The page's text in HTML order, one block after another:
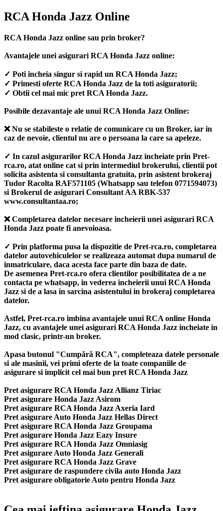
RCA Honda Jazz Online
RCA Honda Jazz online sau prin broker?
Avantajele unei asigurari RCA Honda Jazz online:
✓ Poti incheia singur si rapid un RCA Honda Jazz;
✓ Primesti oferte RCA Honda Jazz de la toti asiguratorii;
✓ Obtii cel mai mic pret RCA Honda Jazz.
Posibile dezavantaje ale unui RCA Honda Jazz Online:
❌ Nu se stabileste o relatie de comunicare cu un Broker, iar in
caz de nevoie, clientul nu are o persoana la care sa apeleze.
✓ In cazul asigurarilor RCA Honda Jazz incheiate prin Pret-
rca.ro, atat online cat si prin intermediul brokerului, clientii pot
solicita asistenta si consultanta gratuita, prin asistent brokeraj
Tudor Racolta RAF571105 (Whatsapp sau telefon 0771594073)
si Brokerul de asigurari Consultant AA RBK-537
www.consultantaa.ro;
❌ Completarea datelor necesare incheierii unei asigurari RCA
Honda Jazz poate fi anevoioasa.
✓ Prin platforma pusa la dispozitie de Pret-rca.ro, completarea
datelor autovehiculelor se realizeaza automat dupa numarul de
inmatriculare, daca acesta face parte din baza de date.
De asemenea Pret-rca.ro ofera clientilor posibilitatea de a ne
contacta pe whatsapp, in vederea incheierii unui RCA Honda
Jazz si de a lasa in sarcina asistentului in brokeraj completarea
datelor.
Astfel, Pret-rca.ro imbina avantajele unui RCA online Honda
Jazz, cu avantajele unei asigurari RCA Honda Jazz incheiate in
mod clasic, printr-un broker.
Apasa butonul "Cumpără RCA", completeaza datele personale
si ale masinii, vei primi oferte de la toate companiile de
asigurare si implicit cel mai bun pret RCA Honda Jazz
Pret asigurare RCA Honda Jazz Allianz Tiriac
Pret asigurare Honda Jazz Asirom
Pret asigurare RCA Honda Jazz Axeria Iard
Pret asigurare Auto Honda Jazz Hellas Direct
Pret asigurare RCA Honda Jazz Groupama
Pret asigurare Honda Jazz Eazy Insure
Pret asigurare RCA Honda Jazz Omniasig
Pret asigurare Auto Honda Jazz Generali
Pret asigurare RCA Honda Jazz Grave
Pret asigurare de raspundere civila auto Honda Jazz
Pret asigurare obligatorie Auto pentru Honda Jazz